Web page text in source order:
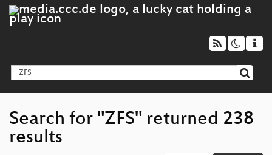
Search for "ZFS" returned 238
results